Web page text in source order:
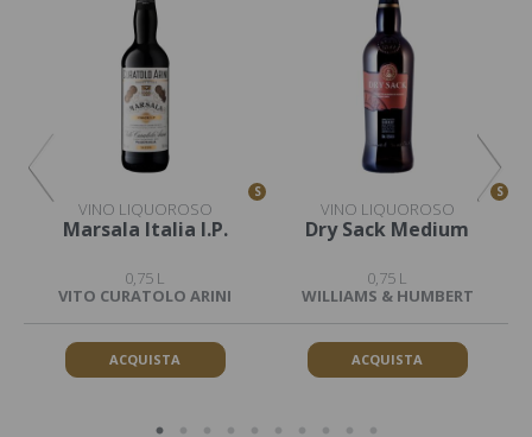
S
VINO LIQUOROSO
Marsala Italia I.P.
0,75 L
VITO CURATOLO ARINI
ACQUISTA
S
VINO LIQUOROSO
Dry Sack Medium
0,75 L
WILLIAMS & HUMBERT
ACQUISTA